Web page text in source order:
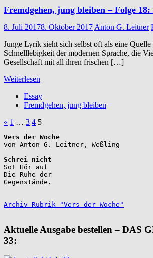
Fremdgehen, jung bleiben – Folge
8. Juli 20178. Oktober 2017 Anton G. Leitner
Junge Lyrik sieht sich selbst oft als eine
Schnelllebigkeit der modernen Sprache, die
Gesellschaft mit all ihren frischen […]
Weiterlesen
Essay
Fremdgehen, jung bleiben
Seitennummerierung
der
Beiträge
« Vorherige
1 … 3 4 5
Vers der Woche
Schrei nicht
So! Hör auf
Die Ruhe der
Gegenstände.
Archiv Rubrik "Vers der Woche"
Aktuelle Ausgabe bestellen – DAS
33: